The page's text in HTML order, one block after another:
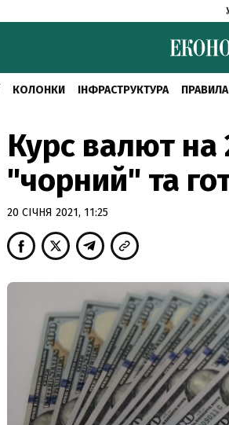
КОЛОНКИ ІНФРАСТРУКТУРА
Курс валют на
"чорний" та
20 СІЧНЯ 2021, 11:25